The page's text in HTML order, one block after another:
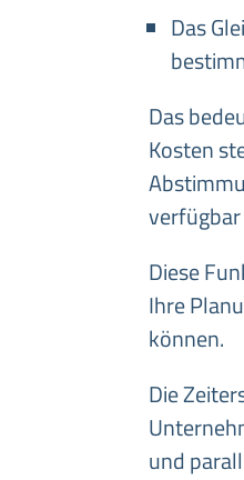
Das
Das
Kosten
Diese
Ihre
können.
Die
und